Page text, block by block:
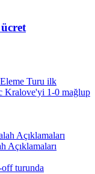
Açıklamaları